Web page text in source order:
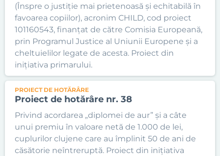
(Înspre o justiție mai prietenoasă și echitabilă în
favoarea copiilor), acronim CHILD, cod proiect
101160543, finanțat de către Comisia Europeană,
prin Programul Justice al Uniunii Europene și a
cheltuielilor legate de acesta. Proiect din
inițiativa primarului.
PROIECT DE HOTĂRÂRE
Proiect de hotărâre nr. 38
Privind acordarea „diplomei de aur” și a câte
unui premiu în valoare netă de 1.000 de lei,
cuplurilor clujene care au împlinit 50 de ani de
căsătorie neîntreruptă. Proiect din inițiativa